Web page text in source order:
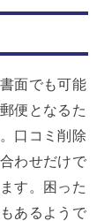
面でも可能
便となるた
口コミ削除
わせだけで
す。困った
あるようで